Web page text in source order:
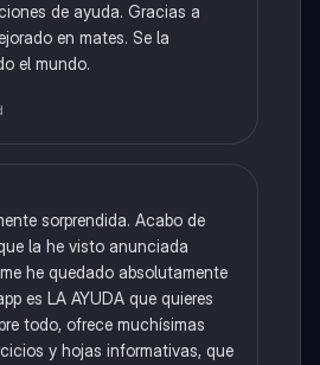
de ayuda. Gracias a
en mates. Se la
el mundo.
sorprendida. Acabo de
la he visto anunciada
he quedado absolutamente
es LA AYUDA que quieres
todo, ofrece muchísimas
y hojas informativas, que